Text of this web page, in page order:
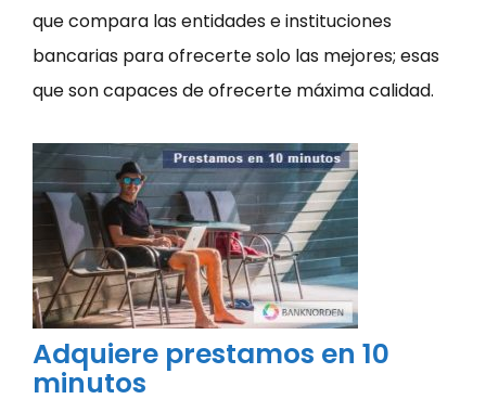
que compara las entidades e instituciones
bancarias para ofrecerte solo las mejores; esas
que son capaces de ofrecerte máxima calidad.
Adquiere prestamos en 10
minutos